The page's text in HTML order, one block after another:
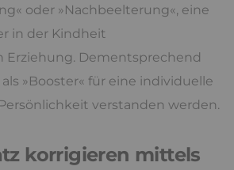
oder »Nachbeelterung«, eine
in der Kindheit
Erziehung. Dementsprechend
»Booster« für eine individuelle
verstanden werden.
korrigieren mittels